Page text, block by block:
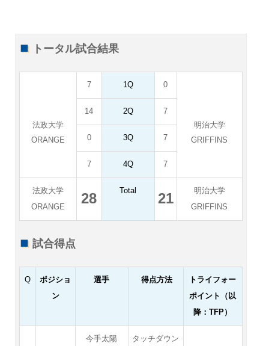
トータル試合結果
法政大学
ORANGE
7 1Q 0
明治大学
GRIFFINS
14 2Q 7
0 3Q 7
7 4Q 7
法政大学
ORANGE
28 Total 21
明治大学
GRIFFINS
試合得点
Q
ポジショ
ン
選手 得点方法
トライフォー
ポイント（以
降：TFP）
今手太陽
タッチダウン